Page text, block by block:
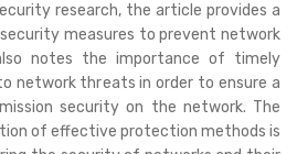
research, the article provides a
measures to prevent network
notes the importance of timely
network threats in order to ensure a
security on the network. The
of effective protection methods is